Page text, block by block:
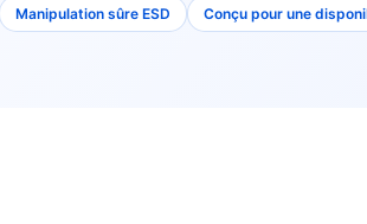
Manipulation sûre ESD Conçu pour une